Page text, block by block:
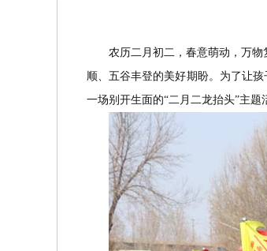
农历二月初二，春意萌动，万
顺、五谷丰登的美好期盼。为了让
一场别开生面的“二月二龙抬头”主题